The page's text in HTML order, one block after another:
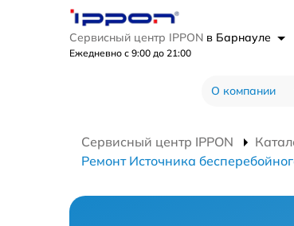
Сервисный центр IPPON в Барнауле
Ежедневно с 9:00 до 21:00
О компании
Сервисный центр IPPON
Ремонт Источника